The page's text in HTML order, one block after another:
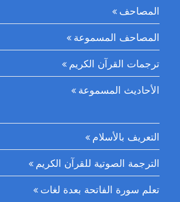
المصاحف
المصاحف المسموعة
ترجمات القرآن الكريم
الأحاديث المسموعة
التعريف بالأسلام
الترجمة الصوتية للقرآن الكريم
تعلم سورة الفاتحة بعدة لغات